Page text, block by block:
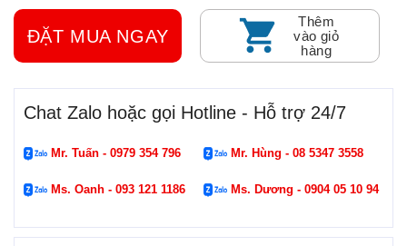
ĐẶT MUA NGAY
Thêm
vào giỏ
hàng
Chat Zalo hoặc gọi Hotline - Hỗ trợ 24/7
Mr. Tuấn - 0979 354 796 Mr. Hùng - 08 5347 3558
Ms. Oanh - 093 121 1186 Ms. Dương - 0904 05 10 94